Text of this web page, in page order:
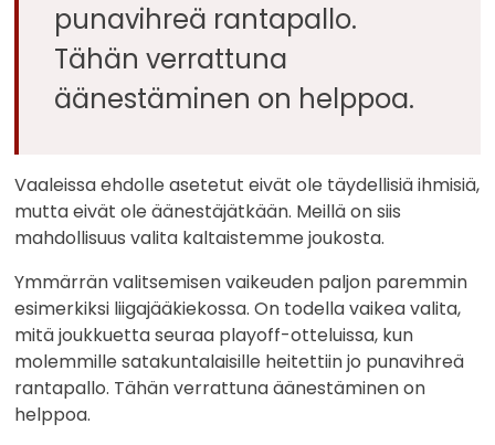
punavihreä rantapallo.
Tähän verrattuna
äänestäminen on helppoa.
Vaaleissa ehdolle asetetut eivät ole täydellisiä ihmisiä,
mutta eivät ole äänestäjätkään. Meillä on siis
mahdollisuus valita kaltaistemme joukosta.
Ymmärrän valitsemisen vaikeuden paljon paremmin
esimerkiksi liigajääkiekossa. On todella vaikea valita,
mitä joukkuetta seuraa playoff-otteluissa, kun
molemmille satakuntalaisille heitettiin jo punavihreä
rantapallo. Tähän verrattuna äänestäminen on
helppoa.